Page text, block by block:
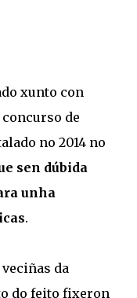
xunto con
de
no 2014 no
sen dúbida
unha
.
da
do feito fixeron